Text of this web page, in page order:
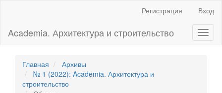
Основное
содержимое
панель
Регистрация Вход
Academia. Архитектура и строительство
Главная
Архивы
№ 1 (2022): Academia. Архитектура и
строительство